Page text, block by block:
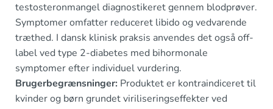
testosteronmangel diagnostikeret gennem blodprøver.
Symptomer omfatter reduceret libido og vedvarende
træthed. I dansk klinisk praksis anvendes det også off-
label ved type 2-diabetes med bihormonale
symptomer efter individuel vurdering.
Brugerbegrænsninger: Produktet er kontraindiceret til
kvinder og børn grundet viriliseringseffekter ved